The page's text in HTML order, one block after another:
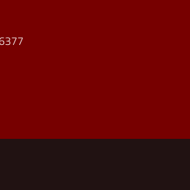
information